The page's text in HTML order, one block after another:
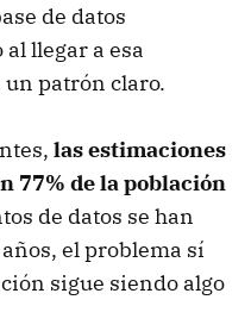
de datos
llegar a esa
patrón claro.
las estimaciones
77% de la población
de datos se han
el problema sí
sigue siendo algo